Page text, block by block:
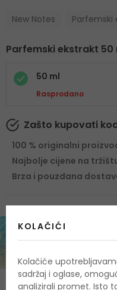
New Notes Parfemski
Parfemski ekstrakt 50
50 ml
Rasprodano
Zašto kupovati
100 % originalni
Najbolje cijene na
Brza i pouzdana
KOLAČIĆI
Kolačiće
sadržaj i oglase,
analizirali promet. Isto